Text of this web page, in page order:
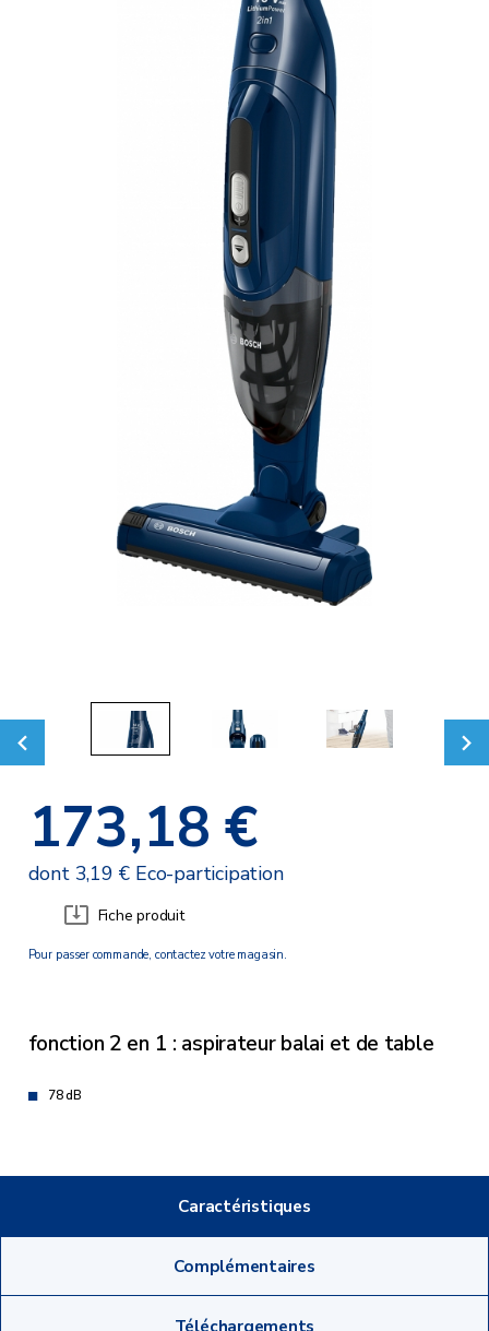
173,18 €
dont 3,19 € Eco-participation
Fiche produit
Pour passer commande, contactez votre magasin.
fonction 2 en 1 : aspirateur balai et de table
78 dB
Caractéristiques
Complémentaires
Téléchargements